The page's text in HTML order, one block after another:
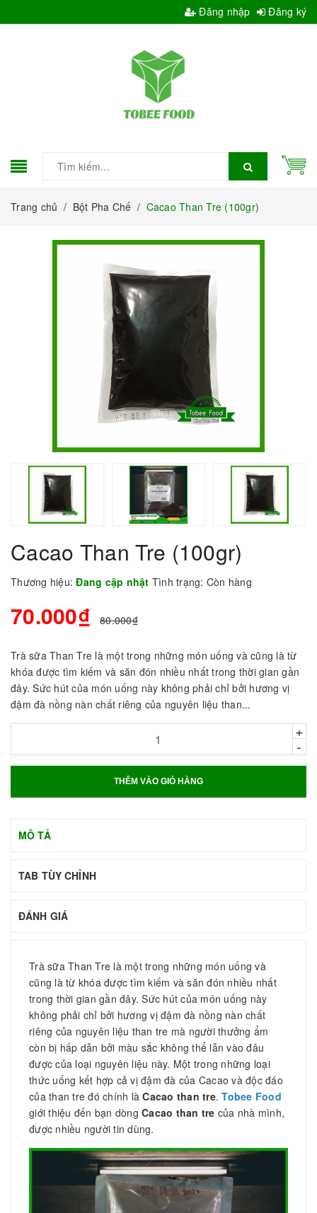
Đăng nhập Đăng ký
Trang chủ / Bột Pha Chế / Cacao Than Tre (100gr)
Cacao Than Tre (100gr)
Thương hiệu: Đang cập nhật Tình trạng: Còn hàng
70.000₫ 80.000₫
Trà sữa Than Tre là một trong những món uống và cũng là từ
khóa được tìm kiếm và săn đón nhiều nhất trong thời gian gần
đây. Sức hút của món uống này không phải chỉ bởi hương vị
đậm đà nồng nàn chất riêng của nguyên liệu than...
+
-
THÊM VÀO GIỎ HÀNG
MÔ TẢ
TAB TÙY CHỈNH
ĐÁNH GIÁ
Trà sữa Than Tre là một trong những món uống và
cũng là từ khóa được tìm kiếm và săn đón nhiều nhất
trong thời gian gần đây. Sức hút của món uống này
không phải chỉ bởi hương vị đậm đà nồng nàn chất
riêng của nguyên liệu than tre mà người thưởng ẩm
còn bị hấp dẫn bởi màu sắc không thể lẫn vào đâu
được của loại nguyên liệu này. Một trong những loại
thức uống kết hợp cả vị đậm đà của Cacao và độc đáo
của than tre đó chính làCacao than tre.Tobee Food
giới thiệu đến bạn dòng Cacao than tre của nhà mình,
được nhiều người tin dùng.